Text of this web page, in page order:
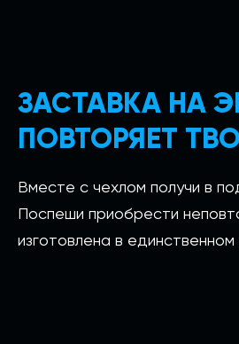
ЗАСТАВКА НА
ПОВТОРЯЕТ
Вместе с чехлом получи в
Поспеши приобрести
изготовлена в единственном